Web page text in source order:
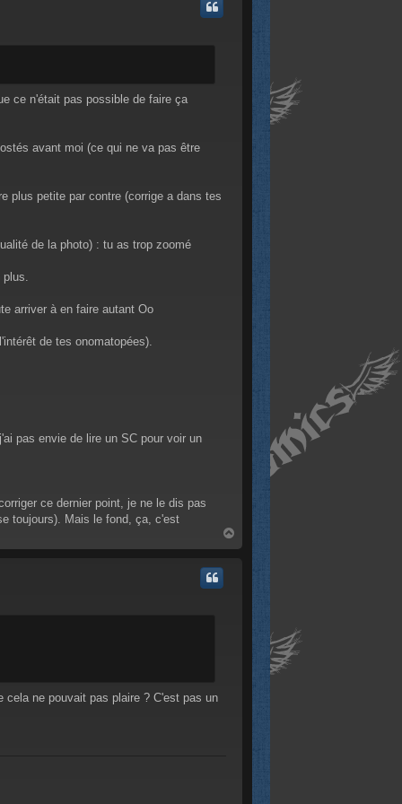
ce n'était pas possible de faire ça
avant moi (ce qui ne va pas être
plus petite par contre (corrige a dans tes
de la photo) : tu as trop zoomé
arriver à en faire autant Oo
de tes onomatopées).
pas envie de lire un SC pour voir un
ce dernier point, je ne le dis pas
toujours). Mais le fond, ça, c'est
a
ne pouvait pas plaire ? C'est pas un